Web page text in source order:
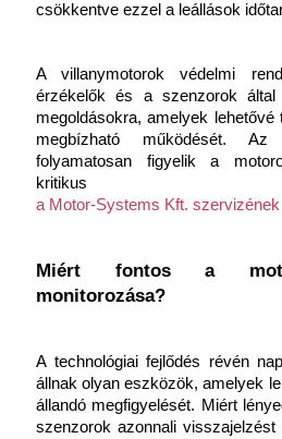
csökkentve ezzel a leállások
A villanymotorok védelmi
érzékelők és a szenzorok által
megoldásokra, amelyek
megbízható működését. Az
folyamatosan figyelik a
kritikus
a ​​Motor-Systems Kft. szervizének
Miért fontos a
monitorozása?
A technológiai fejlődés révén
állnak olyan eszközök, amelyek
állandó megfigyelését. Miért
szenzorok azonnali